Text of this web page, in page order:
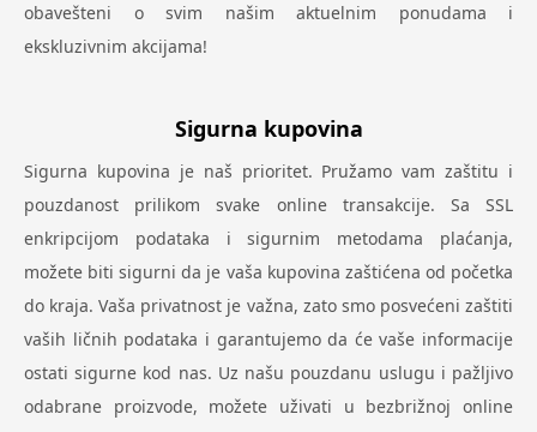
obavešteni o svim našim aktuelnim ponudama i
ekskluzivnim akcijama!
Sigurna kupovina
Sigurna kupovina je naš prioritet. Pružamo vam zaštitu i
pouzdanost prilikom svake online transakcije. Sa SSL
enkripcijom podataka i sigurnim metodama plaćanja,
možete biti sigurni da je vaša kupovina zaštićena od početka
do kraja. Vaša privatnost je važna, zato smo posvećeni zaštiti
vaših ličnih podataka i garantujemo da će vaše informacije
ostati sigurne kod nas. Uz našu pouzdanu uslugu i pažljivo
odabrane proizvode, možete uživati u bezbrižnoj online